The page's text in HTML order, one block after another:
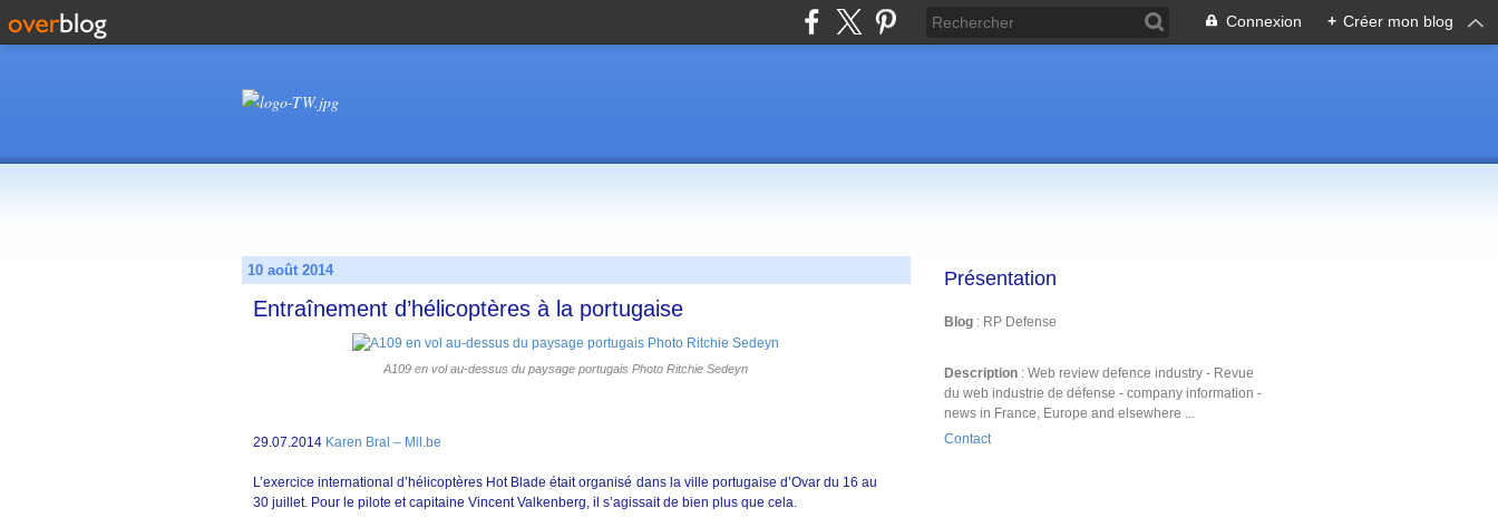
Connexion + Créer mon blog
10 août 2014
Entraînement d’hélicoptères à la portugaise
A109 en vol au-dessus du paysage portugais Photo Ritchie Sedeyn
29.07.2014 Karen Bral – Mil.be
L’exercice international d’hélicoptères Hot Blade était organisé dans la ville portugaise d’Ovar du 16 au
30 juillet. Pour le pilote et capitaine Vincent Valkenberg, il s’agissait de bien plus que cela.
Présentation
Blog : RP Defense
Description : Web review defence industry - Revue
du web industrie de défense - company information -
news in France, Europe and elsewhere ...
Contact